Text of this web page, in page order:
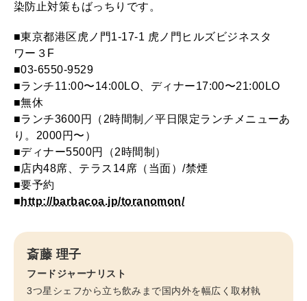
染防止対策もばっちりです。
■東京都港区虎ノ門1-17-1 虎ノ門ヒルズビジネスタ
ワー３F
■03-6550-9529
■ランチ11:00〜14:00LO、ディナー17:00〜21:00LO
■無休
■ランチ3600円（2時間制／平日限定ランチメニューあ
り。2000円〜）
■ディナー5500円（2時間制）
■店内48席、テラス14席（当面）/禁煙
■要予約
■ http://barbacoa.jp/toranomon/
斎藤 理子
フードジャーナリスト
3つ星シェフから立ち飲みまで国内外を幅広く取材執